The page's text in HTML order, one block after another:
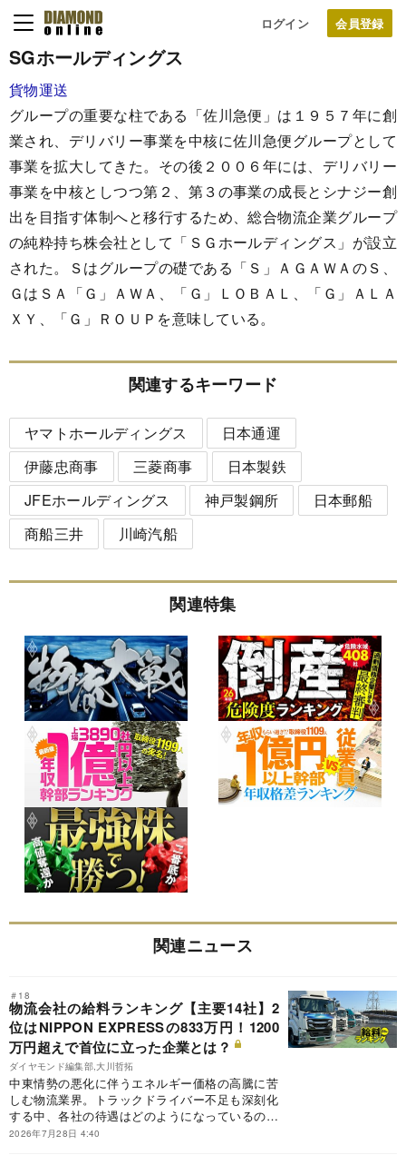
ログイン
SGホールディングス
貨物運送
グループの重要な柱である「佐川急便」は１９５７年に創
業され、デリバリー事業を中核に佐川急便グループとして
事業を拡大してきた。その後２００６年には、デリバリー
事業を中核としつつ第２、第３の事業の成長とシナジー創
出を目指す体制へと移行するため、総合物流企業グループ
の純粋持ち株会社として「ＳＧホールディングス」が設立
された。Ｓはグループの礎である「Ｓ」ＡＧＡＷＡのＳ、
ＧはＳＡ「Ｇ」ＡＷＡ、「Ｇ」ＬＯＢＡＬ、「Ｇ」ＡＬＡ
ＸＹ、「Ｇ」ＲＯＵＰを意味している。
関連するキーワード
ヤマトホールディングス
日本通運
伊藤忠商事
三菱商事
日本製鉄
JFEホールディングス
神戸製鋼所
日本郵船
商船三井
川崎汽船
関連特集
関連ニュース
＃18
物流会社の給料ランキング【主要14社】2
位はNIPPON EXPRESSの833万円！1200
万円超えで首位に立った企業とは？
ダイヤモンド編集部,大川哲拓
中東情勢の悪化に伴うエネルギー価格の高騰に苦
しむ物流業界。トラックドライバー不足も深刻化
する中、各社の待遇はどのようになっているのだ
ろうか。主要14社の最新の有価証券報告書を基
2026年7月28日 4:40